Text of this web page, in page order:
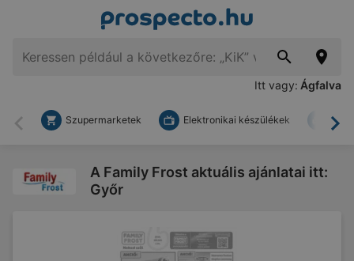
Itt vagy: Ágfalva
Vissza
Szupermarketek Elektronikai készülékek
A Family Frost aktuális ajánlatai itt:
Győr